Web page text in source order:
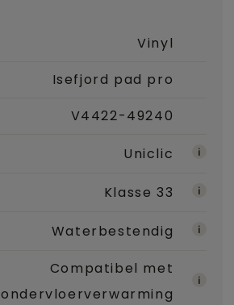
Vinyl
Isefjord pad pro
V4422-49240
Uniclic
Klasse 33
Waterbestendig
Compatibel met
ondervloerverwarming